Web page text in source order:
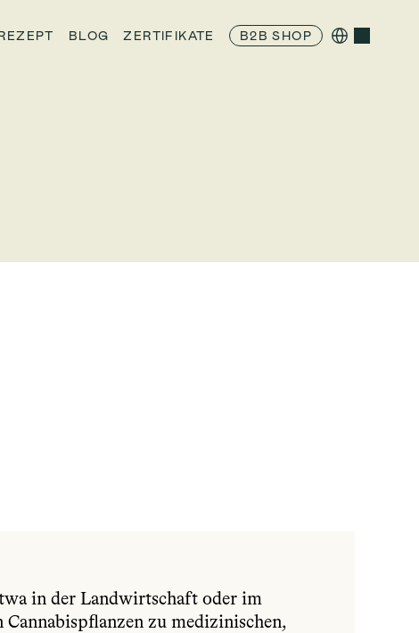
in der Landwirtschaft oder im
zu medizinischen,
BLOG ZERTIFIKATE B2B SHOP Select Language